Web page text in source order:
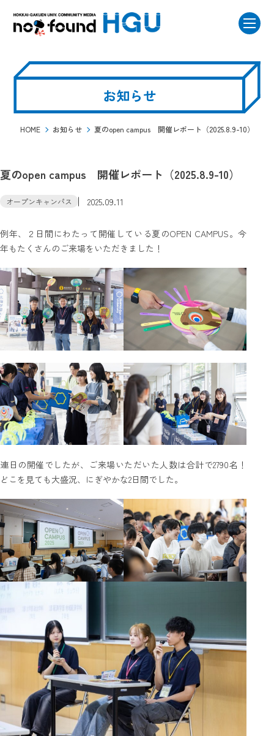
2026.8.8(SAT)-9(SUN)
お申し込み・詳細
資料請求 友だち追加
北海学園大学 アクセス お問い合わせ
お知らせ
HOME お知らせ 夏のopen campus 開催レポート（2025.8.9-10）
夏のopen campus 開催レポート（2025.8.9-10）
オープンキャンパス 2025.09.11
例年、２日間にわたって開催している夏のOPEN CAMPUS。今
年もたくさんのご来場をいただきました！
連日の開催でしたが、ご来場いただいた人数は合計で2790名！
どこを見ても大盛況、にぎやかな2日間でした。